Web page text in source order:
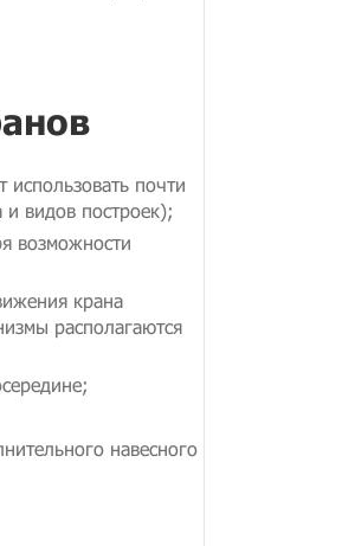
использовать почти
видов построек);
возможности
крана
располагаются
навесного